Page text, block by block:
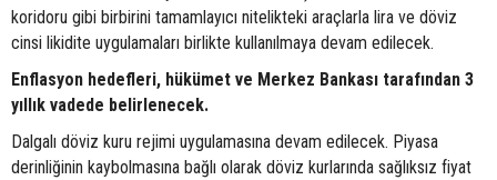
koridoru gibi birbirini tamamlayıcı nitelikteki araçlarla lira ve döviz
cinsi likidite uygulamaları birlikte kullanılmaya devam edilecek.
Enflasyon hedefleri, hükümet ve Merkez Bankası tarafından 3
yıllık vadede belirlenecek.
Dalgalı döviz kuru rejimi uygulamasına devam edilecek. Piyasa
derinliğinin kaybolmasına bağlı olarak döviz kurlarında sağlıksız fiyat